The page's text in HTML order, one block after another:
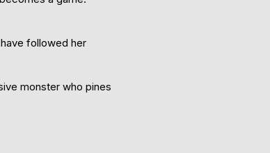
followed her
monster who pines